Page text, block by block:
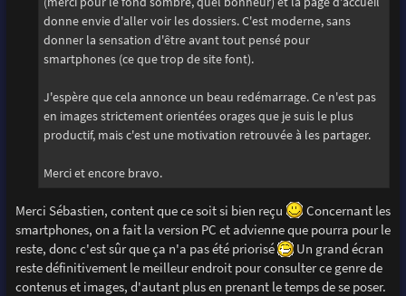
donne envie d'aller voir les dossiers. C'est moderne, sans
donner la sensation d'être avant tout pensé pour
smartphones (ce que trop de site font).
J'espère que cela annonce un beau redémarrage. Ce n'est pas
en images strictement orientées orages que je suis le plus
productif, mais c'est une motivation retrouvée à les partager.
Merci et encore bravo.
Merci Sébastien, content que ce soit si bien reçu
Concernant les
smartphones, on a fait la version PC et advienne que pourra pour le
reste, donc c'est sûr que ça n'a pas été priorisé
Un grand écran
reste définitivement le meilleur endroit pour consulter ce genre de
contenus et images, d'autant plus en prenant le temps de se poser.